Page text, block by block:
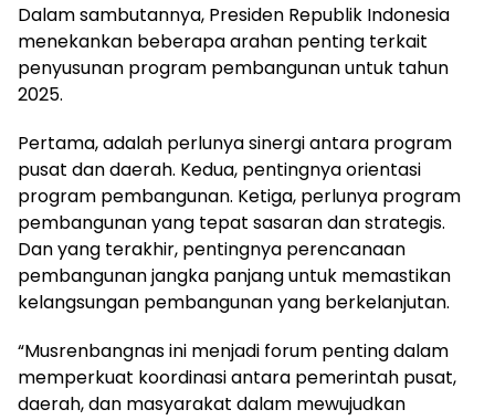
Dalam sambutannya, Presiden Republik Indonesia
menekankan beberapa arahan penting terkait
penyusunan program pembangunan untuk tahun
2025.
Pertama, adalah perlunya sinergi antara program
pusat dan daerah. Kedua, pentingnya orientasi
program pembangunan. Ketiga, perlunya program
pembangunan yang tepat sasaran dan strategis.
Dan yang terakhir, pentingnya perencanaan
pembangunan jangka panjang untuk memastikan
kelangsungan pembangunan yang berkelanjutan.
“Musrenbangnas ini menjadi forum penting dalam
memperkuat koordinasi antara pemerintah pusat,
daerah, dan masyarakat dalam mewujudkan